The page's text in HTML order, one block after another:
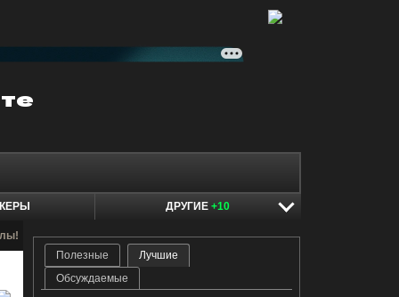
ДРУГИЕ +10
Полезные
Лучшие
Обсуждаемые